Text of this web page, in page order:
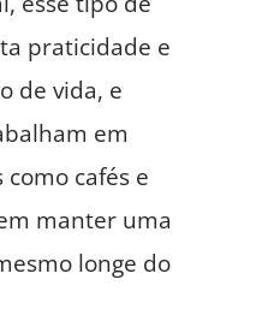
praticidade e
de vida, e
em
cafés e
manter uma
longe do